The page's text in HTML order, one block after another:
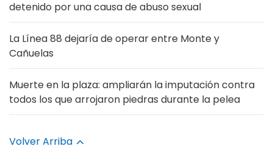
detenido por una causa de abuso sexual
La Línea 88 dejaría de operar entre Monte y
Cañuelas
Muerte en la plaza: ampliarán la imputación contra
todos los que arrojaron piedras durante la pelea
Volver Arriba